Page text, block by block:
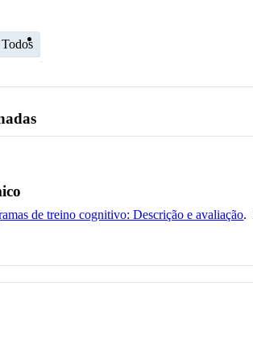
de treino cognitivo: Descrição e avaliação.